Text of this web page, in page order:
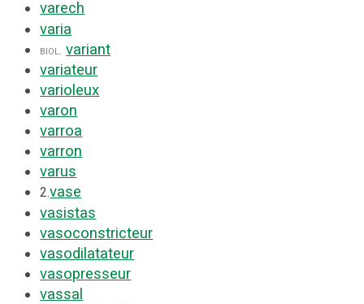
varech
varia
biol.
variant
variateur
varioleux
varon
varroa
varron
varus
2.vase
vasistas
vasoconstricteur
vasodilatateur
vasopresseur
vassal